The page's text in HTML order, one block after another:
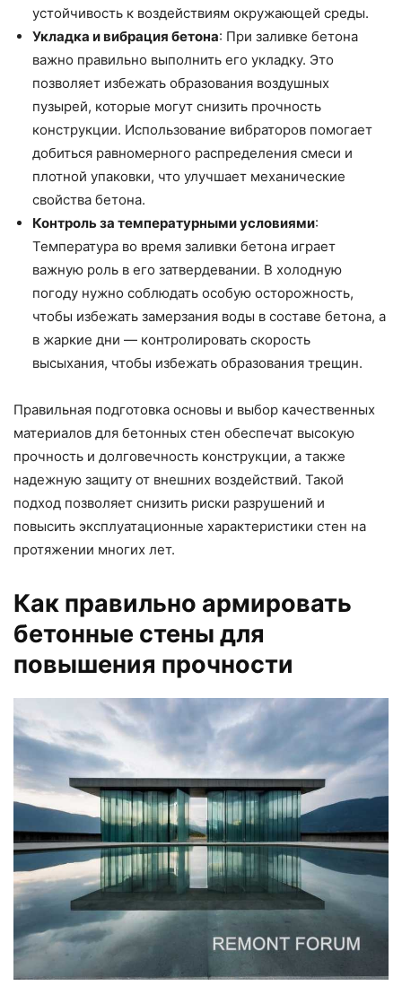
устойчивость к воздействиям окружающей среды.
Укладка и вибрация бетона: При заливке бетона
важно правильно выполнить его укладку. Это
позволяет избежать образования воздушных
пузырей, которые могут снизить прочность
конструкции. Использование вибраторов помогает
добиться равномерного распределения смеси и
плотной упаковки, что улучшает механические
свойства бетона.
Контроль за температурными условиями:
Температура во время заливки бетона играет
важную роль в его затвердевании. В холодную
погоду нужно соблюдать особую осторожность,
чтобы избежать замерзания воды в составе бетона, а
в жаркие дни — контролировать скорость
высыхания, чтобы избежать образования трещин.
Правильная подготовка основы и выбор качественных
материалов для бетонных стен обеспечат высокую
прочность и долговечность конструкции, а также
надежную защиту от внешних воздействий. Такой
подход позволяет снизить риски разрушений и
повысить эксплуатационные характеристики стен на
протяжении многих лет.
Как правильно армировать
бетонные стены для
повышения прочности